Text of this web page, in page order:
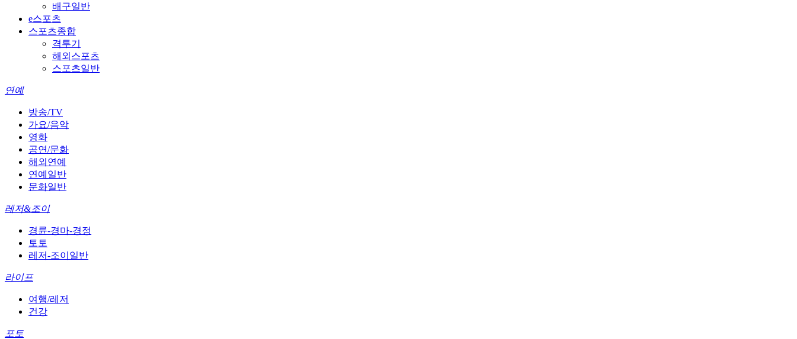
배구일반
e스포츠
스포츠종합
격투기
해외스포츠
스포츠일반
연예
방송/TV
가요/음악
영화
공연/문화
해외연예
연예일반
문화일반
레저&조이
경륜-경마-경정
토토
레저-조이일반
라이프
여행/레저
건강
포토